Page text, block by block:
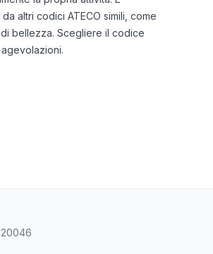
altri codici ATECO simili, come
bellezza. Scegliere il codice